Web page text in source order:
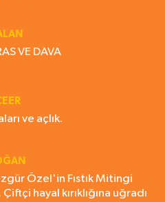
VE DAVA
ve açlık.
Özel'in Fıstık Mitingi
hayal kırıklığına uğradı